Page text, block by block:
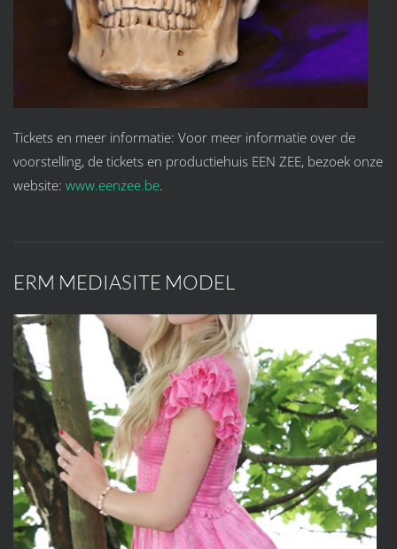
Tickets en meer informatie: Voor meer informatie over de
voorstelling, de tickets en productiehuis EEN ZEE, bezoek onze
website: www.eenzee.be.
ERM MEDIASITE MODEL